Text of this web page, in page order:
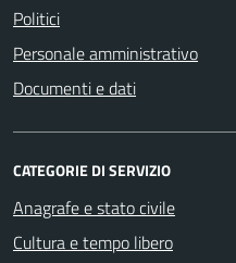
Politici
Personale amministrativo
Documenti e dati
CATEGORIE DI SERVIZIO
Anagrafe e stato civile
Cultura e tempo libero